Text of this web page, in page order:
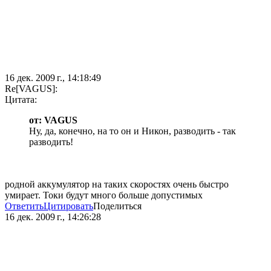
16 дек. 2009 г., 14:18:49
Re[VAGUS]:
Цитата:
от: VAGUS
Ну, да, конечно, на то он и Никон, разводить - так
разводить!
родной аккумулятор на таких скоростях очень быстро
умирает. Токи будут много больше допустимых
ОтветитьЦитироватьПоделиться
16 дек. 2009 г., 14:26:28